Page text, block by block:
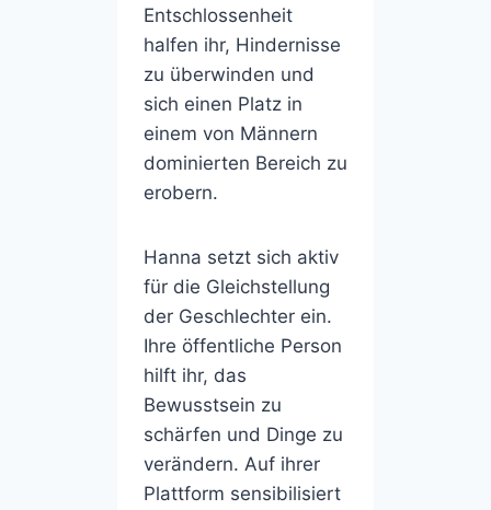
Entschlossenheit
halfen ihr, Hindernisse
zu überwinden und
sich einen Platz in
einem von Männern
dominierten Bereich zu
erobern.
Hanna setzt sich aktiv
für die Gleichstellung
der Geschlechter ein.
Ihre öffentliche Person
hilft ihr, das
Bewusstsein zu
schärfen und Dinge zu
verändern. Auf ihrer
Plattform sensibilisiert